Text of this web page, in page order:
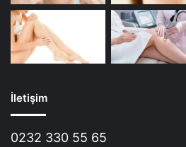
İletişim
0232 330 55 65